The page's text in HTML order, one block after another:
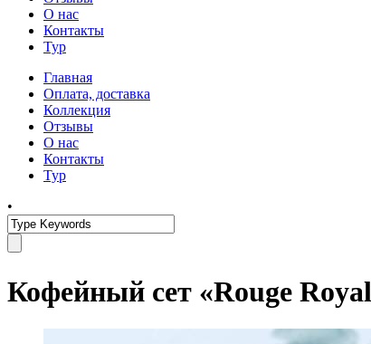
О нас
Контакты
Тур
Главная
Оплата, доставка
Коллекция
Отзывы
О нас
Контакты
Тур
•
Кофейный сет «Rouge